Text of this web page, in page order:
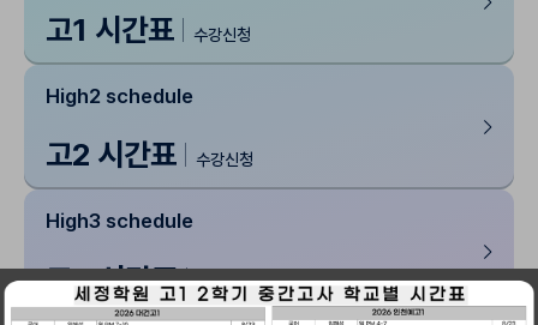
고1 시간표 수강신청
High2 schedule
고2 시간표 수강신청
High3 schedule
고3 시간표 수강신청